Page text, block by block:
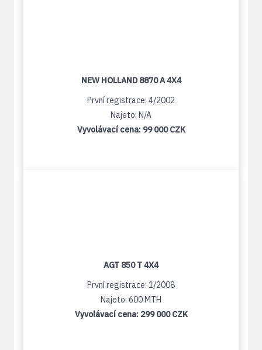
NEW HOLLAND 8870 A 4X4
První registrace: 4/2002
Najeto: N/A
Vyvolávací cena: 99 000 CZK
AGT 850 T 4X4
První registrace: 1/2008
Najeto: 600 MTH
Vyvolávací cena: 299 000 CZK